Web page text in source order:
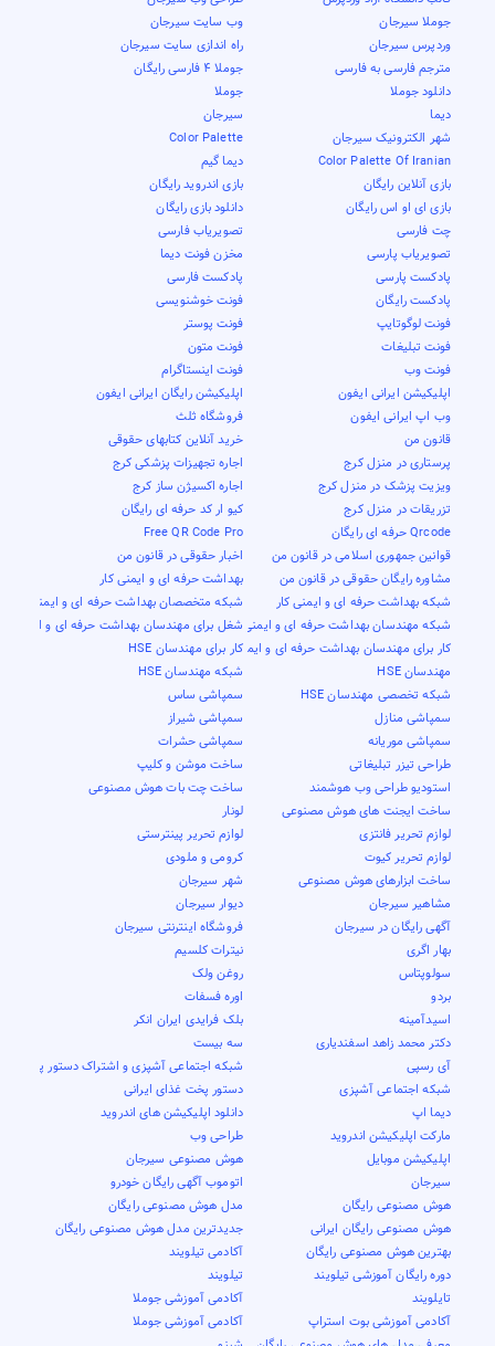
جوملا سیرجان
وب سایت سیرجان
وردپرس سیرجان
راه اندازی سایت سیرجان
مترجم فارسی به فارسی
جوملا 4 فارسی رایگان
دانلود جوملا
جوملا
دیما
سیرجان
شهر الکترونیک سیرجان
Color Palette
Color Palette Of Iranian
دیما گیم
بازی آنلاین رایگان
بازی اندروید رایگان
بازی ای او اس رایگان
دانلود بازی رایگان
چت فارسی
تصویریاب فارسی
تصویریاب پارسی
مخزن فونت دیما
پادکست پارسی
پادکست فارسی
پادکست رایگان
فونت خوشنویسی
فونت لوگوتایپ
فونت پوستر
فونت تبلیغات
فونت متون
فونت وب
فونت اینستاگرام
اپلیکیشن ایرانی ایفون
اپلیکیشن رایگان ایرانی ایفون
وب اپ ایرانی ایفون
فروشگاه ثلث
قانون من
خرید آنلاین کتابهای حقوقی
پرستاری در منزل کرج
اجاره تجهیزات پزشکی کرج
ویزیت پزشک در منزل کرج
اجاره اکسیژن ساز کرج
تزریقات در منزل کرج
کیو ار کد حرفه ای رایگان
Qrcode حرفه ای رایگان
Free QR Code Pro
قوانین جمهوری اسلامی در قانون من
اخبار حقوقی در قانون من
مشاوره رایگان حقوقی در قانون من
بهداشت حرفه ای و ایمنی کار
شبکه بهداشت حرفه ای و ایمنی کار
شبکه متخصصان بهداشت حرفه ای و ایمنی کار
شبکه مهندسان بهداشت حرفه ای و ایمنی کارشغل برای مهندسان بهداشت حرفه ای و ایمنی
کار برای مهندسان بهداشت حرفه ای و ایمنی کارکار برای مهندسان HSE
مهندسان HSE
شبکه مهندسان HSE
شبکه تخصصی مهندسان HSE
سمپاشی ساس
سمپاشی منازل
سمپاشی شیراز
سمپاشی موریانه
سمپاشی حشرات
طراحی تیزر تبلیغاتی
ساخت موشن و کلیپ
استودیو طراحی وب هوشمند
ساخت چت بات هوش مصنوعی
ساخت ایجنت های هوش مصنوعی
لونار
لوازم تحریر فانتزی
لوازم تحریر پینترستی
لوازم تحریر کیوت
کرومی و ملودی
ساخت ابزارهای هوش مصنوعی
شهر سیرجان
مشاهیر سیرجان
دیوار سیرجان
آگهی رایگان در سیرجان
فروشگاه اینترنتی سیرجان
بهار اگری
نیترات کلسیم
سولوپتاس
روغن ولک
بردو
اوره فسفات
اسیدآمینه
بلک فرایدی ایران انکر
دکتر محمد زاهد اسفندیاری
سه بیست
آی رسپی
شبکه اجتماعی آشپزی و اشتراک دستور پخت
شبکه اجتماعی آشپزی
دستور پخت غذای ایرانی
دیما اپ
دانلود اپلیکیشن های اندروید
مارکت اپلیکیشن اندروید
طراحی وب
اپلیکیشن موبایل
هوش مصنوعی سیرجان
سیرجان
اتوموب آگهی رایگان خودرو
هوش مصنوعی رایگان
مدل هوش مصنوعی رایگان
هوش مصنوعی رایگان ایرانی
جدیدترین مدل هوش مصنوعی رایگان
بهترین هوش مصنوعی رایگان
آکادمی تیلویند
دوره رایگان آموزشی تیلویند
تیلویند
تایلویند
آکادمی آموزشی جوملا
آکادمی آموزشی بوت استراپ
آکادمی آموزشی جوملا